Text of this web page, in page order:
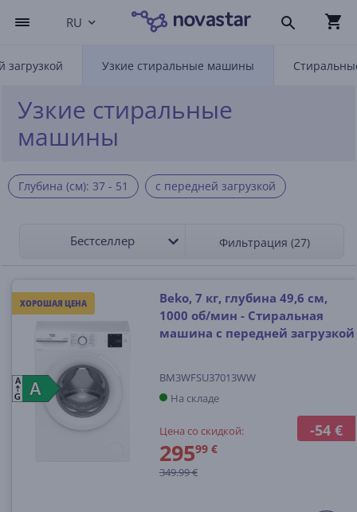
RU
Узкие стиральные машины
Узкие стиральные
машины
Глубина (см): 37 - 51 с передней загрузкой
Бестселлер Фильтрация (27)
ХОРОШАЯ ЦЕНА
-54 €
A
A
A
G
Beko, 7 кг, глубина 49,6 см,
1000 об/мин - Стиральная
машина с передней загрузкой
BM3WFSU37013WW
На складе
Цена со скидкой:
29599 €
349.99 €